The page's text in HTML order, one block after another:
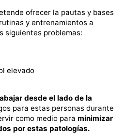
ofrecer la pautas y bases
y entrenamientos a
siguientes problemas:
elevado
desde el lado de la
para estas personas durante
como medio para minimizar
por estas patologías.